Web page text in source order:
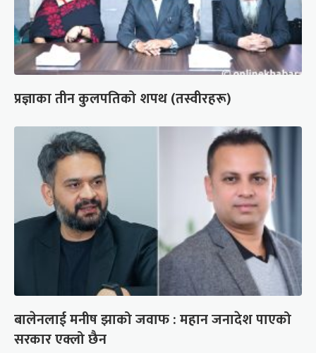
प्रज्ञाका तीन कुलपतिको शपथ (तस्वीरहरू)
बालेनलाई मनीष झाको जवाफ : महान जनादेश पाएको
सरकार एक्लो छैन